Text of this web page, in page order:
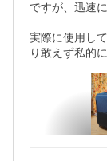
ですが、迅速
実際に使用し
り敢えず私的